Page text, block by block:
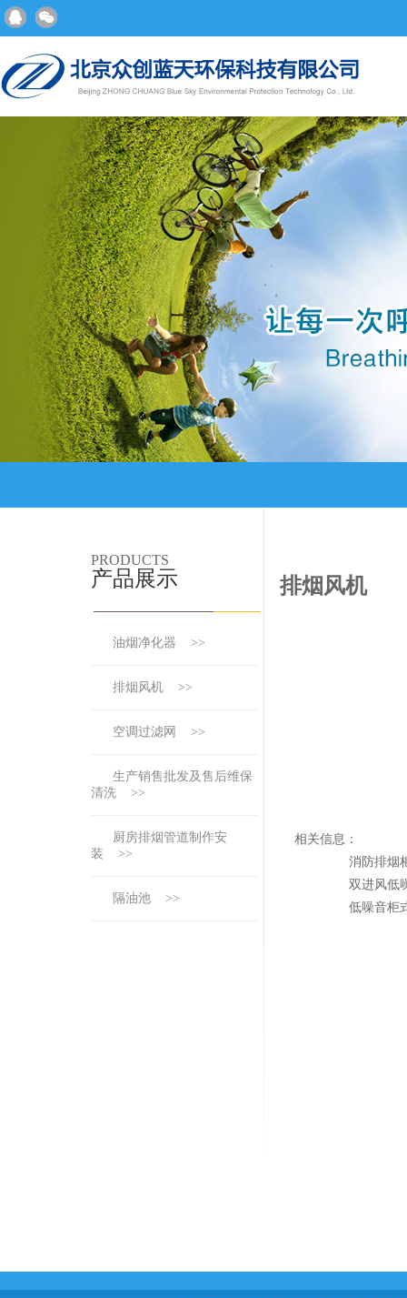
PRODUCTS
产品展示
油烟净化器 >>
排烟风机 >>
空调过滤网 >>
生产销售批发及售后维保
清洗 >>
厨房排烟管道制作安
装 >>
隔油池 >>
排烟风机
相关信息：
消防排烟
双进风低
低噪音柜